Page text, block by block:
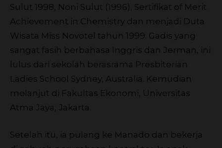
Sulut 1998, Noni Sulut (1996), Sertifikat of Merit
Achievement in Chemistry dan menjadi Duta
Wisata Miss Novotel tahun 1999. Gadis yang
sangat fasih berbahasa Inggris dan Jerman, ini
lulus dari sekolah berasrama Presbiterian
Ladies School Sydney, Australia. Kemudian
melanjut di Fakultas Ekonomi, Universitas
Atma Jaya, Jakarta.
Setelah itu, ia pulang ke Manado dan bekerja